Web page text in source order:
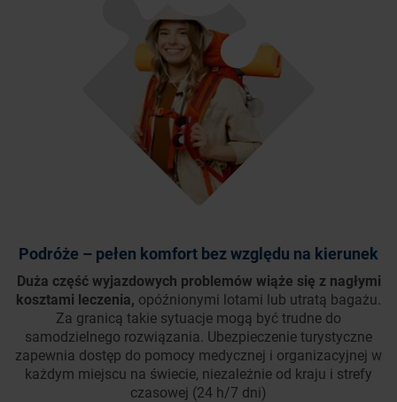
Podróże – pełen komfort bez względu na kierunek
Duża część wyjazdowych problemów wiąże się z nagłymi
kosztami leczenia, opóźnionymi lotami lub utratą bagażu.
Za granicą takie sytuacje mogą być trudne do
samodzielnego rozwiązania. Ubezpieczenie turystyczne
zapewnia dostęp do pomocy medycznej i organizacyjnej w
każdym miejscu na świecie, niezależnie od kraju i strefy
czasowej (24 h/7 dni)